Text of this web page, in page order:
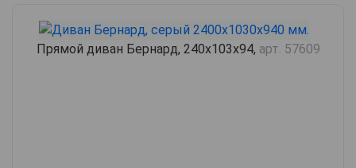
Прямой диван Бернард, 240х103х94, арт. 57609